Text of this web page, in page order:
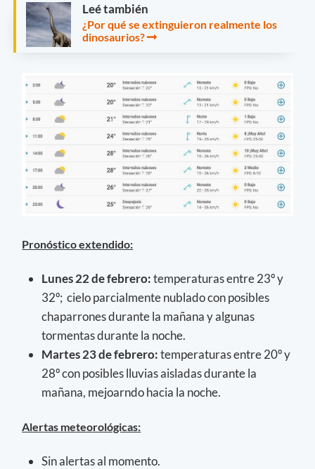
Leé también
¿Por qué se extinguieron realmente los
dinosaurios?
Pronóstico extendido:
Lunes 22 de febrero:temperaturas entre 23º y
32º; cielo parcialmente nublado con posibles
chaparrones durante la mañana y algunas
tormentas durante la noche.
Martes 23 de febrero:temperaturas entre 20º y
28º con posibles lluvias aisladas durante la
mañana, mejoarndo hacia la noche.
Alertas meteorológicas:
Sin alertas al momento.